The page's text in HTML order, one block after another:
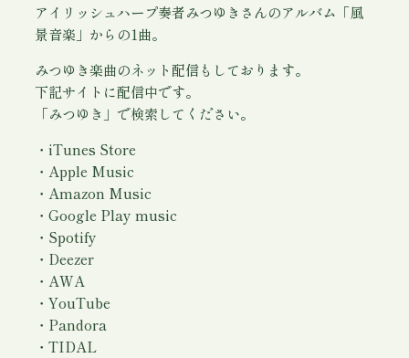
(
ダ
ウ
ン
ロ
ド
み
つ
ゆ
き
個
アイリッシュハープ奏者みつゆきさんのアルバム「風
景音楽」からの1曲。
みつゆき楽曲のネット配信もしております。
下記サイトに配信中です。
「みつゆき」で検索してください。
・iTunes Store
・Apple Music
・Amazon Music
・Google Play music
・Spotify
・Deezer
・AWA
・YouTube
・Pandora
・TIDAL